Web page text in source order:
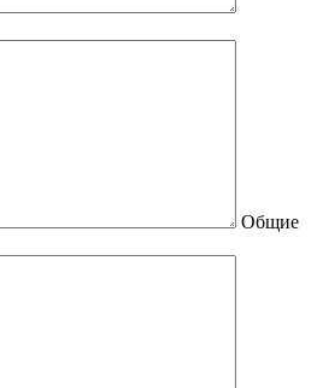
Общие